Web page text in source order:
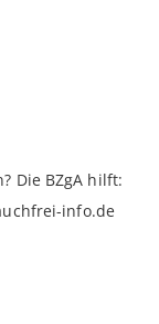
Die BZgA hilft:
info.de